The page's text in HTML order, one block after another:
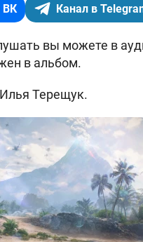
ВК Канал в
вы можете в
в альбом.
Терещук.